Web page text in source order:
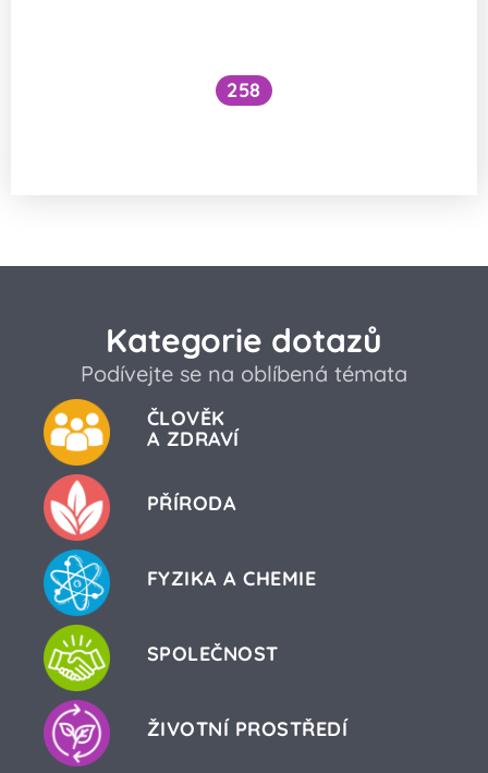
258
Kategorie dotazů
Podívejte se na oblíbená témata
ČLOVĚK
A ZDRAVÍ
PŘÍRODA
FYZIKA A CHEMIE
SPOLEČNOST
ŽIVOTNÍ PROSTŘEDÍ